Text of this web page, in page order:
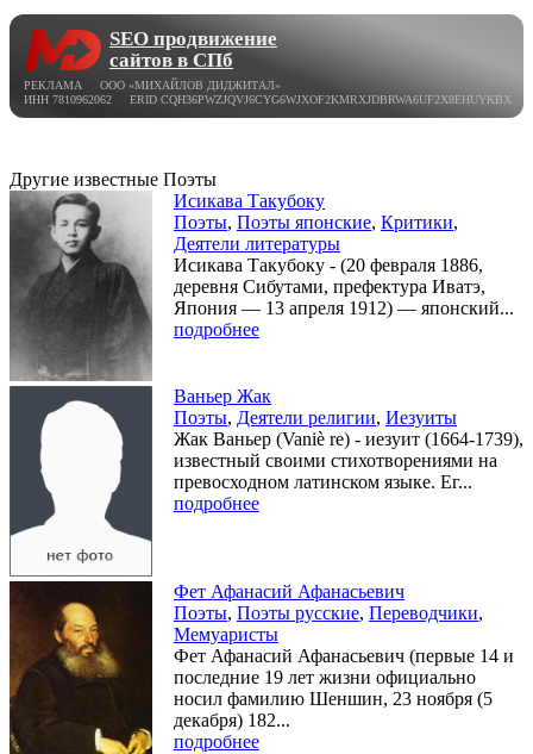
SEO продвижение
сайтов в СПб
РЕКЛАМА ООО «МИХАЙЛОВ ДИДЖИТАЛ»
ИНН 7810962062 ERID CQH36PWZJQVJ6CYG6WJXOF2KMRXJDBRWA6UF2X8EHUYKBX
Другие известные Поэты
Исикава Такубоку
Поэты, Поэты японские, Критики,
Деятели литературы
Исикава Такубоку - (20 февраля 1886,
деревня Сибутами, префектура Иватэ,
Япония — 13 апреля 1912) — японский...
подробнее
Ваньер Жак
Поэты, Деятели религии, Иезуиты
Жак Ваньер (Vaniè re) - иезуит (1664-1739),
известный своими стихотворениями на
превосходном латинском языке. Ег...
подробнее
Фет Афанасий Афанасьевич
Поэты, Поэты русские, Переводчики,
Мемуаристы
Фет Афанасий Афанасьевич (первые 14 и
последние 19 лет жизни официально
носил фамилию Шеншин, 23 ноября (5
декабря) 182...
подробнее